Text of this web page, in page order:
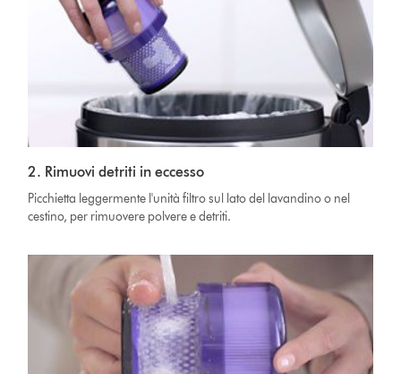
2. Rimuovi detriti in eccesso
Picchietta leggermente l'unità filtro sul lato del lavandino o nel
cestino, per rimuovere polvere e detriti.